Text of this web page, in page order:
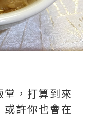
，打算到來
許你也會在